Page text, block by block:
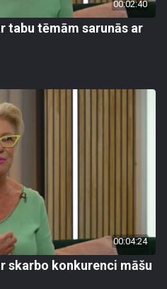
00:02:40
tabu tēmām sarunās ar
00:04:24
skarbo konkurenci māšu